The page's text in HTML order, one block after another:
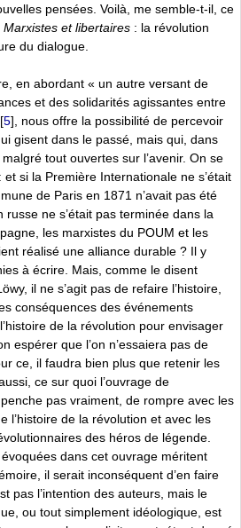
pensées. Voilà, me semble-t-il, ce
Marxistes et libertaires : la révolution
du dialogue.
en abordant « un autre versant de
et des solidarités agissantes entre
[5] , nous offre la possibilité de percevoir
gisent dans le passé, mais qui, dans
tout ouvertes sur l’avenir. On se
si la Première Internationale ne s’était
de Paris en 1871 n’avait pas été
ne s’était pas terminée dans la
les marxistes du POUM et les
réalisé une alliance durable ? Il y
à écrire. Mais, comme le disent
il ne s’agit pas de refaire l’histoire,
conséquences des événements
de la révolution pour envisager
espérer que l’on n’essaiera pas de
ce, il faudra bien plus que retenir les
ce sur quoi l’ouvrage de
pas vraiment, de rompre avec les
l’histoire de la révolution et avec les
des héros de légende.
dans cet ouvrage méritent
il serait inconséquent d’en faire
pas l’intention des auteurs, mais le
ou tout simplement idéologique, est